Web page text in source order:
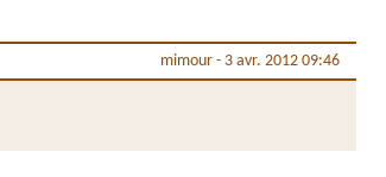
mimour - 3 avr. 2012 09:46